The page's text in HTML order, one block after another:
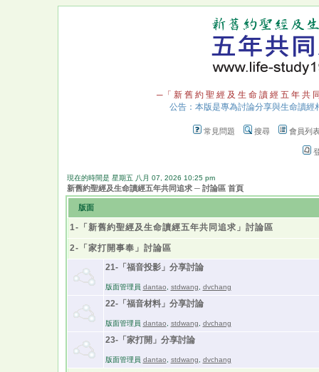
─「 新 舊 約 聖 經 及 生 命 讀 經 五 年 共
公告：本版是專為討論分享與生命讀
常見問題 搜尋 會員列
現在的時間是 星期五 八月 07, 2026 10:25 pm
新舊約聖經及生命讀經五年共同追求 ─ 討論區 首頁
版面
1-「新舊約聖經及生命讀經五年共同追求」討論區
2-「家打開事奉」討論區
21-「福音投影」分享討論
版面管理員 dantao stdwang dvchang
22-「福音材料」分享討論
版面管理員 dantao stdwang dvchang
23-「家打開」分享討論
版面管理員 dantao stdwang dvchang